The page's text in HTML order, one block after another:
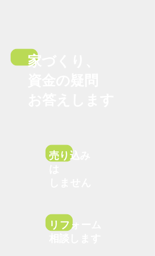
家づくり、
売り込み
リフォーム